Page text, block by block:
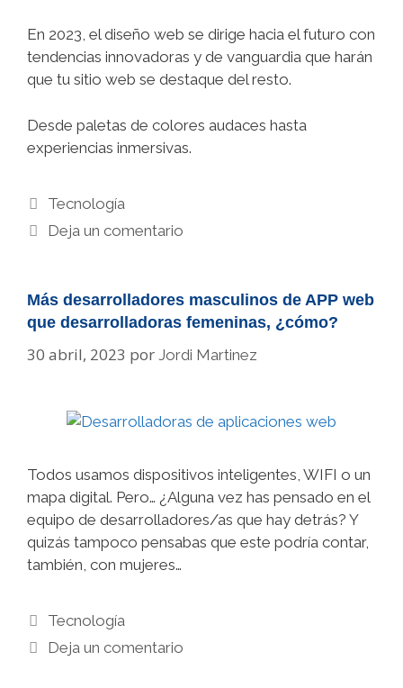
En 2023, el diseño web se dirige hacia el futuro con
tendencias innovadoras y de vanguardia que harán
que tu sitio web se destaque del resto.
Desde paletas de colores audaces hasta
experiencias inmersivas.
Categorías
Tecnología
Deja un comentario
Más desarrolladores masculinos de APP web
que desarrolladoras femeninas, ¿cómo?
30 abril, 2023 por Jordi Martinez
Todos usamos dispositivos inteligentes, WIFI o un
mapa digital. Pero… ¿Alguna vez has pensado en el
equipo de desarrolladores/as que hay detrás? Y
quizás tampoco pensabas que este podría contar,
también, con mujeres…
Categorías
Tecnología
Deja un comentario